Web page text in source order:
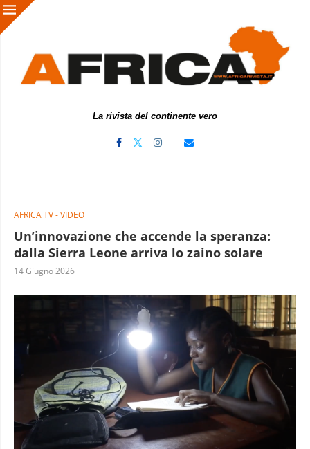
La rivista del continente vero
AFRICA TV - VIDEO
Un’innovazione che accende la speranza:
dalla Sierra Leone arriva lo zaino solare
14 Giugno 2026